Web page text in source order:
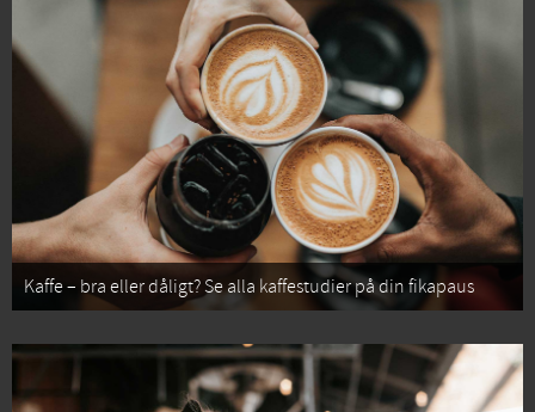
Kaffe – bra eller dåligt? Se alla kaffestudier på din fikapaus